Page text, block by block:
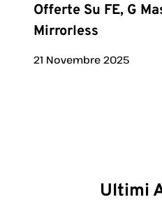
Offerte Su FE, G
Mirrorless
21 Novembre 2025
Ultimi